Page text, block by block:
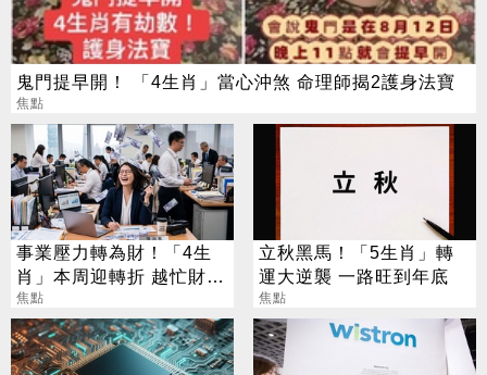
鬼門提早開！ 「4生肖」當心沖煞 命理師揭2護身法寶
焦點
事業壓力轉為財！「4生
肖」本周迎轉折 越忙財運
越旺
焦點
立秋黑馬！「5生肖」轉
運大逆襲 一路旺到年底
焦點